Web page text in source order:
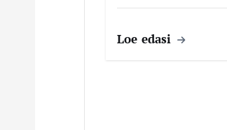
Loe edasi